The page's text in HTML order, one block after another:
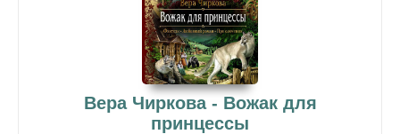
Вера Чиркова - Вожак для
принцессы